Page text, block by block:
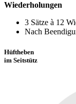
Wiederholungen
3 Sätze à 12
Nach
Hüftheben
im Seitstütz